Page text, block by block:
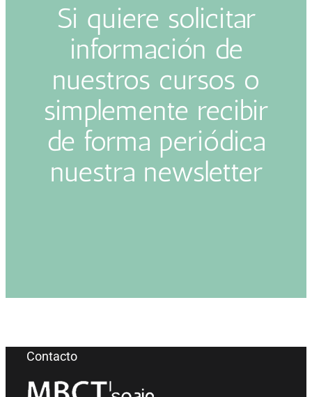
Si quiere solicitar
información de
nuestros cursos o
simplemente recibir
de forma periódica
nuestra newsletter
Contacto